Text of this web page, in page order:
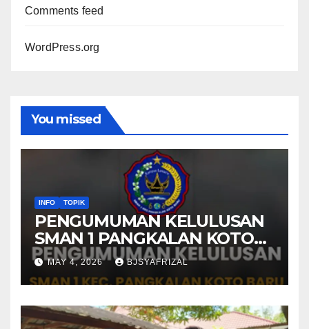
Comments feed
WordPress.org
You missed
INFO TOPIK
PENGUMUMAN KELULUSAN
SMAN 1 PANGKALAN KOTO
BARU TAHUN AJARAN 2025-
2026
MAY 4, 2026 BJSYAFRIZAL